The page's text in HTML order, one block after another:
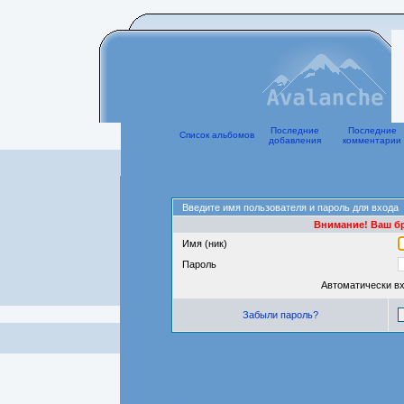
Список альбомов
Последние
добавления
Последние
комментарии
Введите имя пользователя и пароль для входа
Внимание! Ваш
Имя (ник)
Пароль
Автоматически
Забыли пароль?